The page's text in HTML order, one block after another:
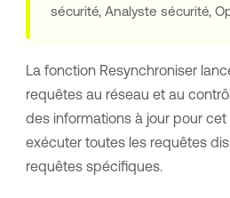
sécurité, Analyste sécurité,
La fonction Resynchroniser
requêtes au réseau et au
des informations à jour pour cet
exécuter toutes les requêtes
requêtes spécifiques.